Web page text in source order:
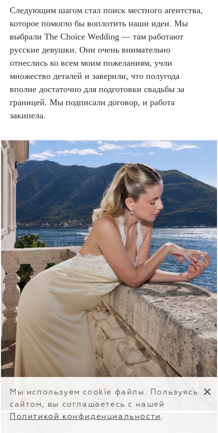
Следующим шагом стал поиск местного агентства,
которое помогло бы воплотить наши идеи. Мы
выбрали The Choice Wedding — там работают
русские девушки. Они очень внимательно
отнеслись ко всем моим пожеланиям, учли
множество деталей и заверили, что полугода
вполне достаточно для подготовки свадьбы за
границей. Мы подписали договор, и работа
закипела.
Мы используем cookie файлы. Пользуясь
сайтом, вы соглашаетесь с нашей
Политикой конфиденциальности .
✕